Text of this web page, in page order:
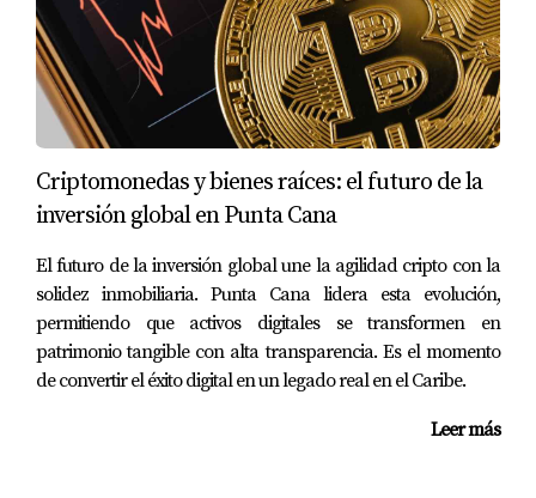
Criptomonedas y bienes raíces: el futuro de la
inversión global en Punta Cana
El futuro de la inversión global une la agilidad cripto con la
solidez inmobiliaria. Punta Cana lidera esta evolución,
permitiendo que activos digitales se transformen en
patrimonio tangible con alta transparencia. Es el momento
de convertir el éxito digital en un legado real en el Caribe.
Leer más